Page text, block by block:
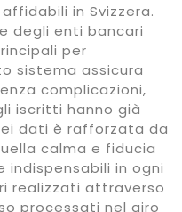
in Svizzera.
degli enti bancari
per
sistema assicura
complicazioni,
iscritti hanno già
dati è rafforzata da
calma e fiducia
indispensabili in ogni
realizzati attraverso
processati nel giro